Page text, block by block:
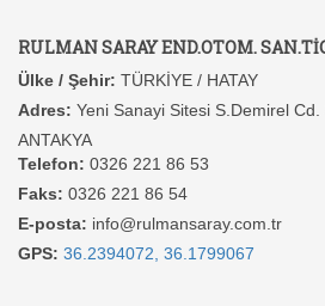
RULMAN SARAY END.OTOM.
Ülke / Şehir: TÜRKİYE / HATAY
Adres: Yeni Sanayi Sitesi S.Demirel
ANTAKYA
Telefon: 0326 221 86 53
Faks: 0326 221 86 54
E-posta: info@rulmansaray.com.tr
GPS: 36.2394072, 36.1799067